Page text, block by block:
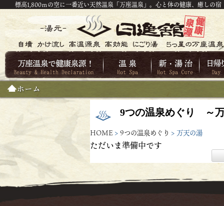
標高1,800ｍの空に一番近い天然温泉「万座温泉」。心と体の健康、癒しの宿
ホーム
9つの温泉めぐり ～
HOME > 9つの温泉めぐり > 万天の湯
ただいま準備中です